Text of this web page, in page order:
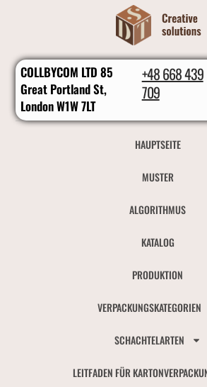
COLLBYCOM LTD 85
Great Portland St,
London W1W 7LT
+48 668 439
709
HAUPTSEITE
MUSTER
ALGORITHMUS
KATALOG
PRODUKTION
VERPACKUNGSKATEGORIEN
SCHACHTELARTEN
LEITFADEN FÜR